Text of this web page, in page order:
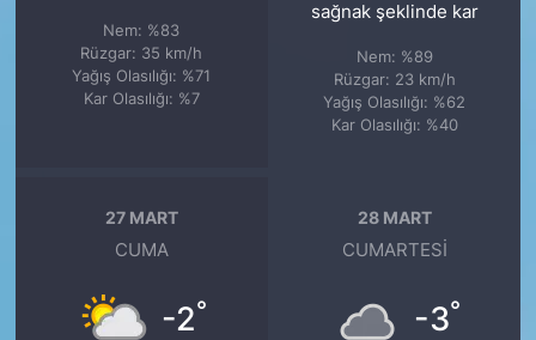
Nem: %83
Rüzgar: 35 km/h
Yağış Olasılığı: %71
Kar Olasılığı: %7
sağnak şeklinde kar
Nem: %89
Rüzgar: 23 km/h
Yağış Olasılığı: %62
Kar Olasılığı: %40
27 MART
CUMA
-2°
28 MART
CUMARTESI
-3°